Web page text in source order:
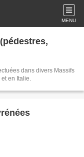
MENU
dans divers Massifs
en Italie.